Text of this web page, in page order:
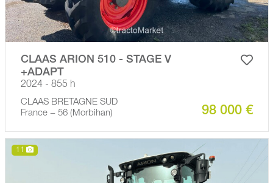
CLAAS ARION 510 - STAGE V
+ADAPT
2024 - 855 h
CLAAS BRETAGNE SUD
France − 56 (Morbihan)
98 000 €
11